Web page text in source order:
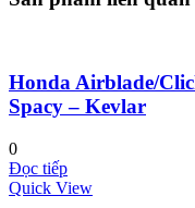
Honda Airblade/
Spacy – Kevlar
0
Đọc tiếp
Quick View